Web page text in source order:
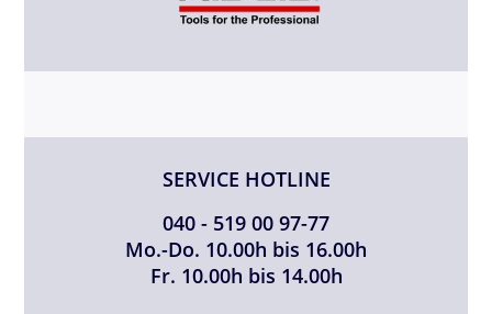
SERVICE HOTLINE
040 - 519 00 97-77
Mo.-Do. 10.00h bis 16.00h
Fr. 10.00h bis 14.00h